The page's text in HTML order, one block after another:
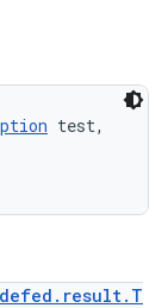
test,